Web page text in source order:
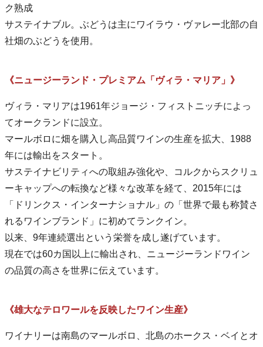
ク熟成
サステイナブル。ぶどうは主にワイラウ・ヴァレー北部の自
社畑のぶどうを使用。
《ニュージーランド・プレミアム「ヴィラ・マリア」》
ヴィラ・マリアは1961年ジョージ・フィストニッチによっ
てオークランドに設立。
マールボロに畑を購入し高品質ワインの生産を拡大、1988
年には輸出をスタート。
サステイナビリティへの取組み強化や、コルクからスクリュ
ーキャップへの転換など様々な改革を経て、2015年には
「ドリンクス・インターナショナル」の「世界で最も称賛さ
れるワインブランド」に初めてランクイン。
以来、9年連続選出という栄誉を成し遂げています。
現在では60カ国以上に輸出され、ニュージーランドワイン
の品質の高さを世界に伝えています。
《雄大なテロワールを反映したワイン生産》
ワイナリーは南島のマールボロ、北島のホークス・ベイとオ